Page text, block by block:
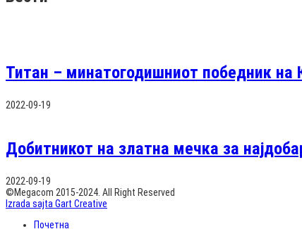
Титан – минатогодишниот победник
2022-09-19
Добитникот на златна мечка за
2022-09-19
©Megacom 2015-2024. All Right Reserved
Izrada sajta Gart Creative
Почетна